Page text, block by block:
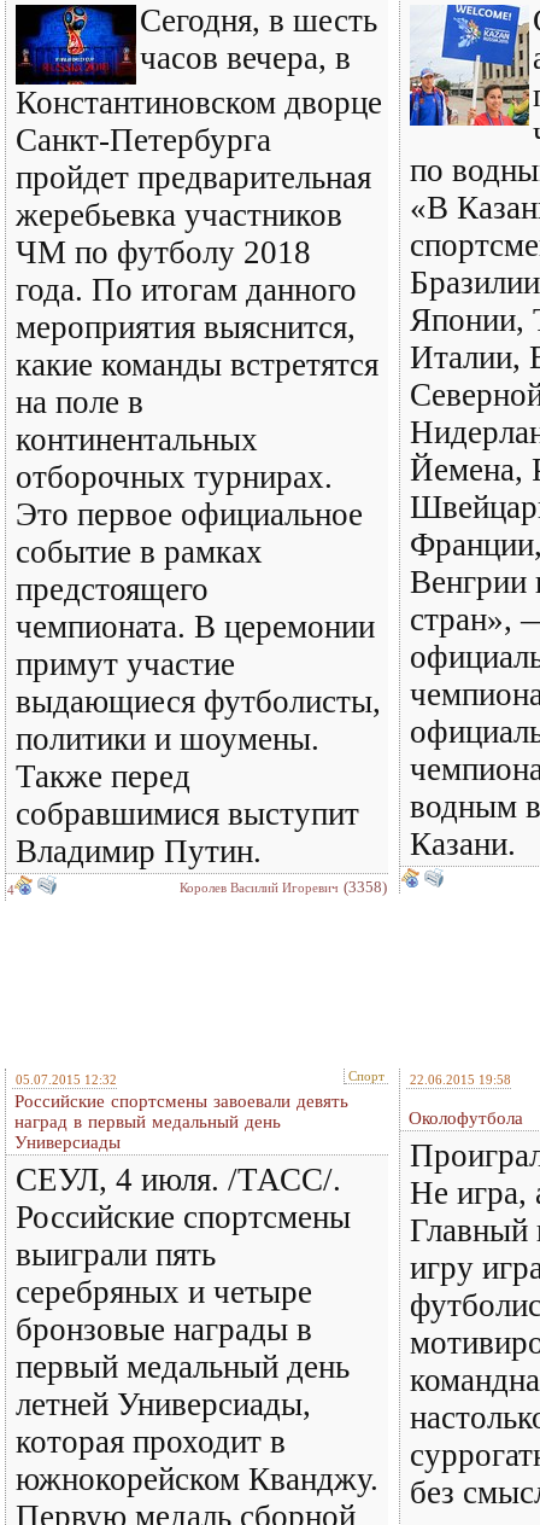
Сегодня, в шесть
часов вечера, в
Константиновском дворце
Санкт-Петербурга
пройдет предварительная
жеребьевка участников
ЧМ по футболу 2018
года. По итогам данного
мероприятия выяснится,
какие команды встретятся
на поле в
континентальных
отборочных турнирах.
Это первое официальное
событие в рамках
предстоящего
чемпионата. В церемонии
примут участие
выдающиеся футболисты,
политики и шоумены.
Также перед
собравшимися выступит
Владимир Путин.
4 Королев Василий Игоревич (3358)
по
«В
Японии,
Италии,
Йемена,
Венгрии
стран»,
водным
Казани.
05.07.2015 12:32 Спорт
Российские спортсмены завоевали девять
наград в первый медальный день
Универсиады
СЕУЛ, 4 июля. /ТАСС/.
Российские спортсмены
выиграли пять
серебряных и четыре
бронзовые награды в
первый медальный день
летней Универсиады,
которая проходит в
южнокорейском Кванджу.
Первую медаль сборной
22.06.2015 19:58
Околофутбола
Не игра,
Главный
игру
без